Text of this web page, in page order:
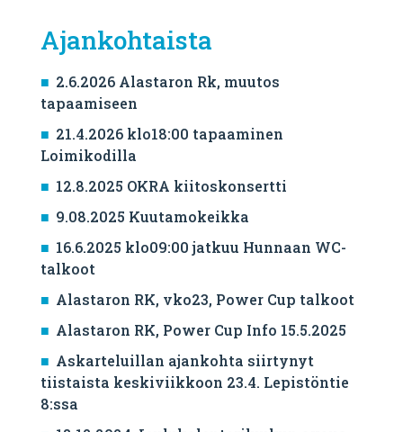
Ajankohtaista
2.6.2026 Alastaron Rk, muutos
tapaamiseen
21.4.2026 klo18:00 tapaaminen
Loimikodilla
12.8.2025 OKRA kiitoskonsertti
9.08.2025 Kuutamokeikka
16.6.2025 klo09:00 jatkuu Hunnaan WC-
talkoot
Alastaron RK, vko23, Power Cup talkoot
Alastaron RK, Power Cup Info 15.5.2025
Askarteluillan ajankohta siirtynyt
tiistaista keskiviikkoon 23.4. Lepistöntie
8:ssa